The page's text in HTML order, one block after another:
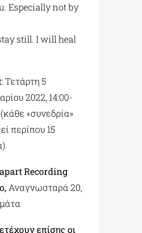
Especially not by
still. I will heal
: Τετάρτη 5
2022, 14:00-
«συνεδρία»
περίπου 15
Recording
, Αναγνωσταρά 20,
επίσης οι